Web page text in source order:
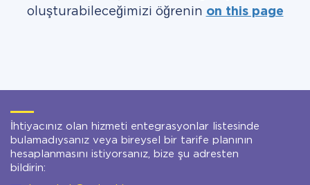
oluşturabileceğimizi öğrenin on this page
İhtiyacınız olan hizmeti entegrasyonlar listesinde
bulamadıysanız veya bireysel bir tarife planının
hesaplanmasını istiyorsanız, bize şu adresten
bildirin: